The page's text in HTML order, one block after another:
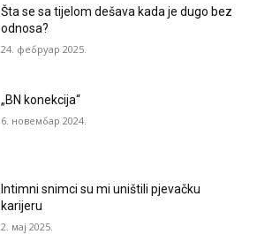
Šta se sa tijelom dešava kada je dugo bez
odnosa?
24. фебруар 2025.
„BN konekcija“
6. новембар 2024.
Intimni snimci su mi uništili pjevačku
karijeru
2. мај 2025.